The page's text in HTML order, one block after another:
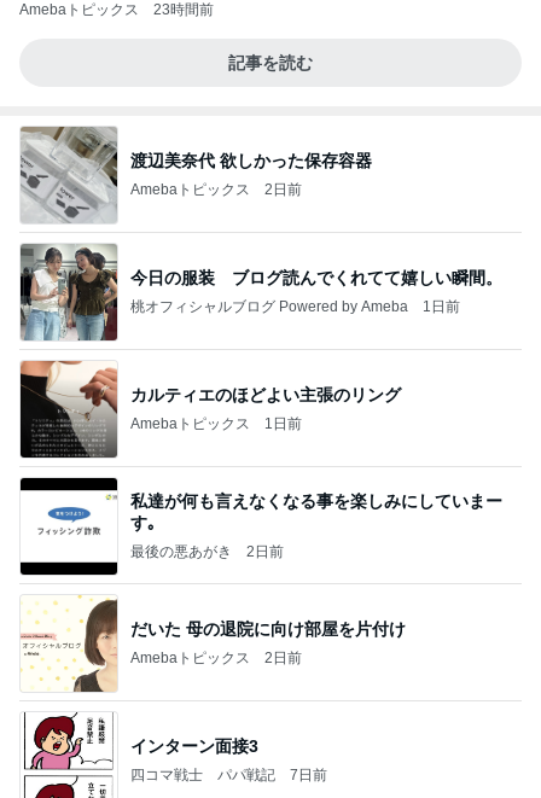
Amebaトピックス 23時間前
記事を読む
渡辺美奈代 欲しかった保存容器
Amebaトピックス 2日前
今日の服装 ブログ読んでくれてて嬉しい瞬間。
桃オフィシャルブログ Powered by Ameba 1日前
カルティエのほどよい主張のリング
Amebaトピックス 1日前
私達が何も言えなくなる事を楽しみにしていまー
す｡
最後の悪あがき 2日前
だいた 母の退院に向け部屋を片付け
Amebaトピックス 2日前
インターン面接3
四コマ戦士 パパ戦記 7日前